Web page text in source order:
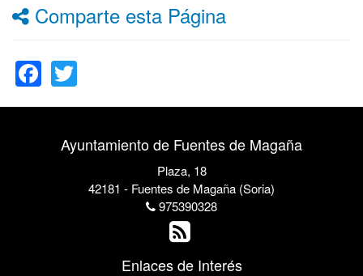
Comparte esta Página
Facebook
Ayuntamiento de Fuentes de Magaña
Plaza, 18
42181 - Fuentes de Magaña (Soria)
975390328
Enlaces de Interés